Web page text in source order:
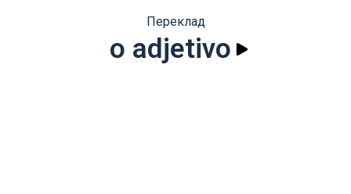
Переклад
o adjetivo